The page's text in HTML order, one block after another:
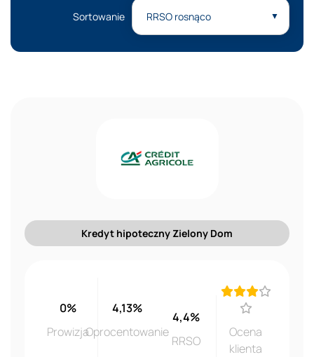
Sortowanie
Kredyt hipoteczny Zielony Dom
0%
Prowizja
4,13%
Oprocentowanie
4,4%
RRSO
Ocena
klienta